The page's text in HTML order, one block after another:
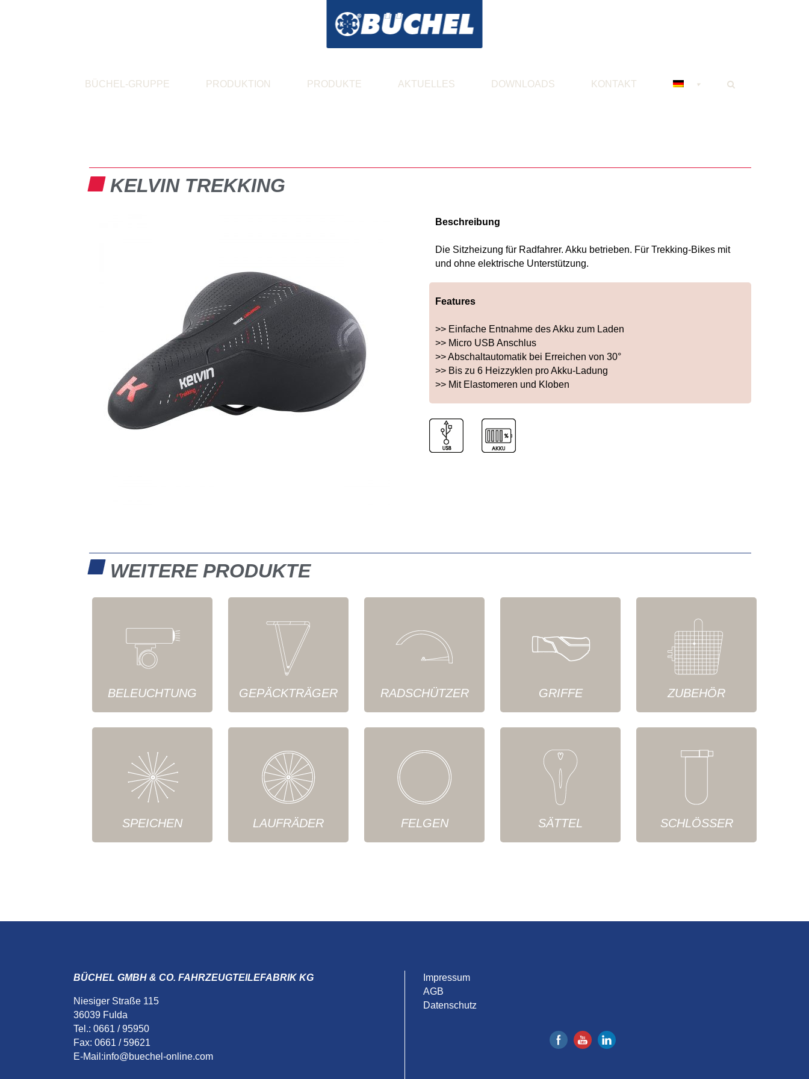
BÜCHEL-GRUPPE PRODUKTION PRODUKTE AKTUELLES DOWNLOADS KONTAKT
KELVIN TREKKING
Beschreibung
Die Sitzheizung für Radfahrer. Akku betrieben. Für Trekking-Bikes mit
und ohne elektrische Unterstützung.
Features
>> Einfache Entnahme des Akku zum Laden
>> Micro USB Anschlus
>> Abschaltautomatik bei Erreichen von 30°
>> Bis zu 6 Heizzyklen pro Akku-Ladung
>> Mit Elastomeren und Kloben
WEITERE PRODUKTE
BELEUCHTUNG GEPÄCKTRÄGER RADSCHÜTZER GRIFFE ZUBEHÖR
SPEICHEN LAUFRÄDER FELGEN SÄTTEL SCHLÖSSER
BÜCHEL GMBH & CO. FAHRZEUGTEILEFABRIK KG
Niesiger Straße 115
36039 Fulda
Tel.: 0661 / 95950
Fax: 0661 / 59621
E-Mail:info@buechel-online.com
Impressum
AGB
Datenschutz